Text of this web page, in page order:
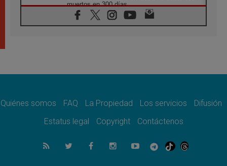
muertos en 300 días
07.08.2026
Tagle: La guerra desfigura el mundo, solo la
como misión al servicio del Evangelio
SIGNIS 2026, dar voz a las religiosas en el
07.08.2026
Lanzan un proyecto de empoderamiento
Quiénes somos FAQ La Propiedad Los servicios
Difusión
Estatus legal
Copyright Contáctenos